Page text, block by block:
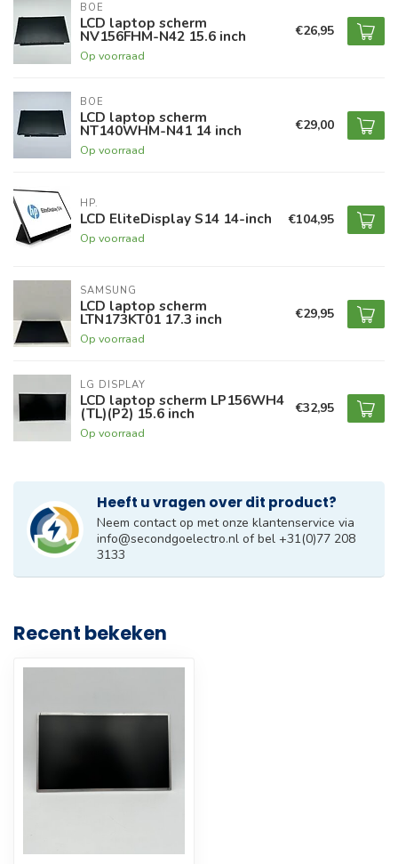
BOE
LCD laptop scherm
NV156FHM-N42 15.6 inch
Op voorraad
€26,95
BOE
LCD laptop scherm
NT140WHM-N41 14 inch
Op voorraad
€29,00
HP.
LCD EliteDisplay S14 14-inch
Op voorraad
€104,95
SAMSUNG
LCD laptop scherm
LTN173KT01 17.3 inch
Op voorraad
€29,95
LG DISPLAY
LCD laptop scherm LP156WH4
(TL)(P2) 15.6 inch
Op voorraad
€32,95
Heeft u vragen over dit product?
Neem contact op met onze klantenservice via
info@secondgoelectro.nl of bel +31(0)77 208
3133
Recent bekeken